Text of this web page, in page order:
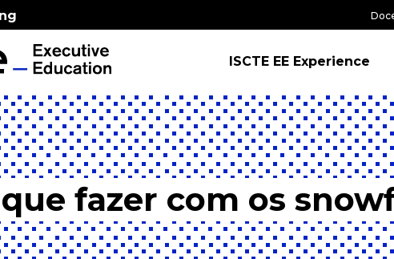
ISCTE EE Experience
fazer com os